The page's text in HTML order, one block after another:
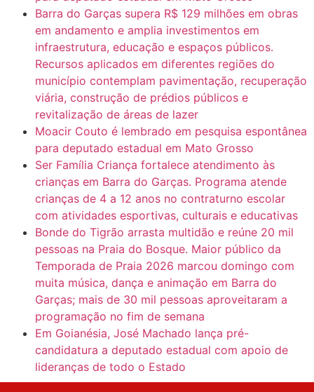
Barra do Garças supera R$ 129 milhões em obras
em andamento e amplia investimentos em
infraestrutura, educação e espaços públicos.
Recursos aplicados em diferentes regiões do
município contemplam pavimentação, recuperação
viária, construção de prédios públicos e
revitalização de áreas de lazer
Moacir Couto é lembrado em pesquisa espontânea
para deputado estadual em Mato Grosso
Ser Família Criança fortalece atendimento às
crianças em Barra do Garças. Programa atende
crianças de 4 a 12 anos no contraturno escolar
com atividades esportivas, culturais e educativas
Bonde do Tigrão arrasta multidão e reúne 20 mil
pessoas na Praia do Bosque. Maior público da
Temporada de Praia 2026 marcou domingo com
muita música, dança e animação em Barra do
Garças; mais de 30 mil pessoas aproveitaram a
programação no fim de semana
Em Goianésia, José Machado lança pré-
candidatura a deputado estadual com apoio de
lideranças de todo o Estado